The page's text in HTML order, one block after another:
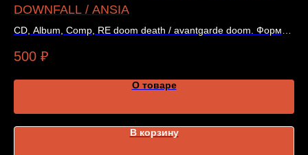
DOWNFALL / ANSIA
CD, Album, Comp, RE doom death / avantgarde doom. Формат
500 ₽
О товаре
В корзину